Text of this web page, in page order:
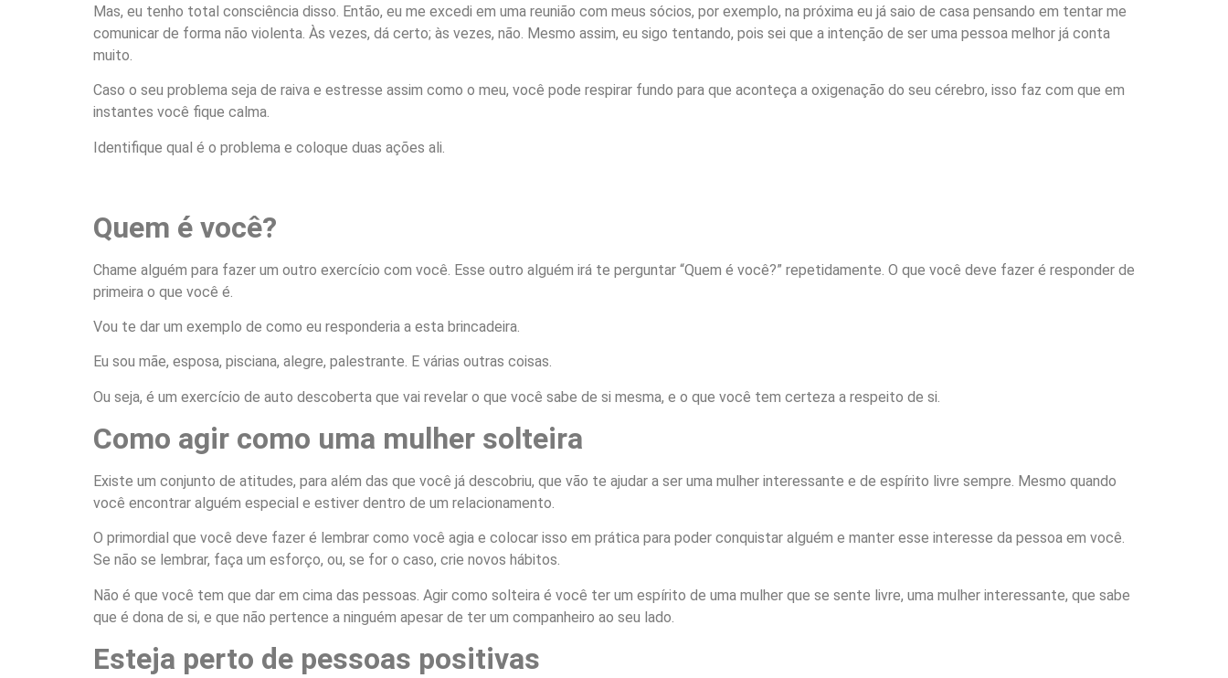
Mas, eu tenho total consciência disso. Então, eu me excedi em uma reunião com meus sócios, por exemplo, na próxima eu já saio de casa pensando em tentar me
comunicar de forma não violenta. Às vezes, dá certo; às vezes, não. Mesmo assim, eu sigo tentando, pois sei que a intenção de ser uma pessoa melhor já conta
muito.
Caso o seu problema seja de raiva e estresse assim como o meu, você pode respirar fundo para que aconteça a oxigenação do seu cérebro, isso faz com que em
instantes você fique calma.
Identifique qual é o problema e coloque duas ações ali.
Quem é você?
Chame alguém para fazer um outro exercício com você. Esse outro alguém irá te perguntar “Quem é você?” repetidamente. O que você deve fazer é responder de
primeira o que você é.
Vou te dar um exemplo de como eu responderia a esta brincadeira.
Eu sou mãe, esposa, pisciana, alegre, palestrante. E várias outras coisas.
Ou seja, é um exercício de auto descoberta que vai revelar o que você sabe de si mesma, e o que você tem certeza a respeito de si.
Como agir como uma mulher solteira
Existe um conjunto de atitudes, para além das que você já descobriu, que vão te ajudar a ser uma mulher interessante e de espírito livre sempre. Mesmo quando
você encontrar alguém especial e estiver dentro de um relacionamento.
O primordial que você deve fazer é lembrar como você agia e colocar isso em prática para poder conquistar alguém e manter esse interesse da pessoa em você.
Se não se lembrar, faça um esforço, ou, se for o caso, crie novos hábitos.
Não é que você tem que dar em cima das pessoas. Agir como solteira é você ter um espírito de uma mulher que se sente livre, uma mulher interessante, que sabe
que é dona de si, e que não pertence a ninguém apesar de ter um companheiro ao seu lado.
Esteja perto de pessoas positivas